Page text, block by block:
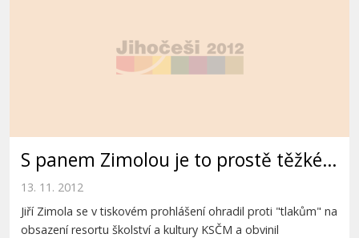
S panem Zimolou je to prostě těžké…
13. 11. 2012
Jiří Zimola se v tiskovém prohlášení ohradil proti "tlakům" na
obsazení resortu školství a kultury KSČM a obvinil